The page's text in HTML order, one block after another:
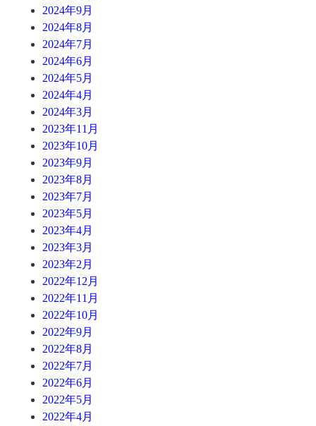
2024年9月
2024年8月
2024年7月
2024年6月
2024年5月
2024年4月
2024年3月
2023年11月
2023年10月
2023年9月
2023年8月
2023年7月
2023年5月
2023年4月
2023年3月
2023年2月
2022年12月
2022年11月
2022年10月
2022年9月
2022年8月
2022年7月
2022年6月
2022年5月
2022年4月